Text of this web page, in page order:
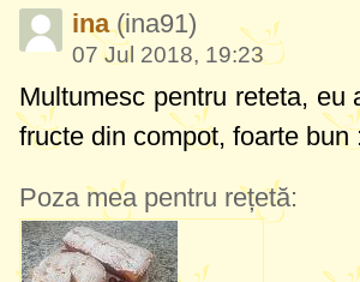
ina(ina91)
07 Jul 2018, 19:23
Multumesc pentru reteta, eu
fructe din compot, foarte bun
Poza mea pentru rețetă: